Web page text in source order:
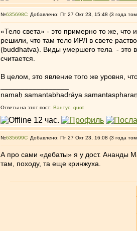
№635698 Добавлено: Пт 27 Окт 23, 15:48 (3 года
«Тело света» - это примерно то же, что
решили, что там тело ИРЛ в свете
(buddhatva). Виды умершего тела - это
считается.
В целом, это явление того же уровня,
namaḥ samantabhadrāya
Ответы на этот пост: Вантус quot
№635699 Добавлено: Пт 27 Окт 23, 16:08 (3 года
А про сами «дебаты» я у дост. Ананды
там, походу, та еще кринжуха.